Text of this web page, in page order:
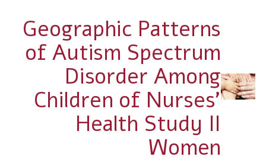
Geographic Patterns
of Autism Spectrum
Disorder Among
Children of Nurses'
Health Study II
Women